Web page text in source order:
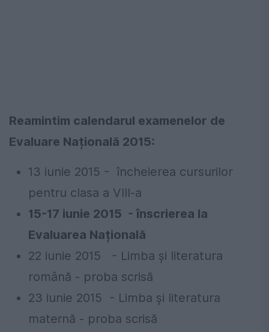
Reamintim calendarul examenelor de
Evaluare Națională 2015:
13 iunie 2015 - încheierea cursurilor
pentru clasa a VIII-a
15-17 iunie 2015 - înscrierea la
Evaluarea Națională
22 iunie 2015 - Limba și literatura
română - proba scrisă
23 iunie 2015 - Limba și literatura
maternă - proba scrisă